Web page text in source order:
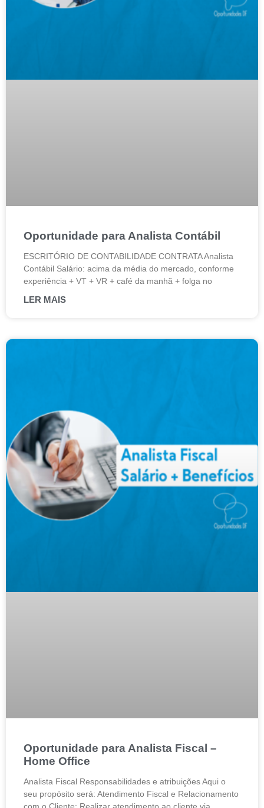
Oportunidade para Analista Contábil
ESCRITÓRIO DE CONTABILIDADE CONTRATA Analista
Contábil Salário: acima da média do mercado, conforme
experiência + VT + VR + café da manhã + folga no
LER MAIS
Oportunidade para Analista Fiscal –
Home Office
Analista Fiscal Responsabilidades e atribuições Aqui o
seu propósito será: Atendimento Fiscal e Relacionamento